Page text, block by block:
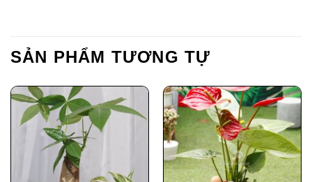
SẢN PHẨM TƯƠNG TỰ